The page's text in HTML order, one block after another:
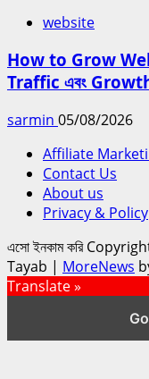
website
How to Grow
Traffic এবং Growth
sarmin 05/08/2026
Affiliate
Contact Us
About us
Privacy & Policy
এসো ইনকাম করি
Tayab | MoreNews
Translate »